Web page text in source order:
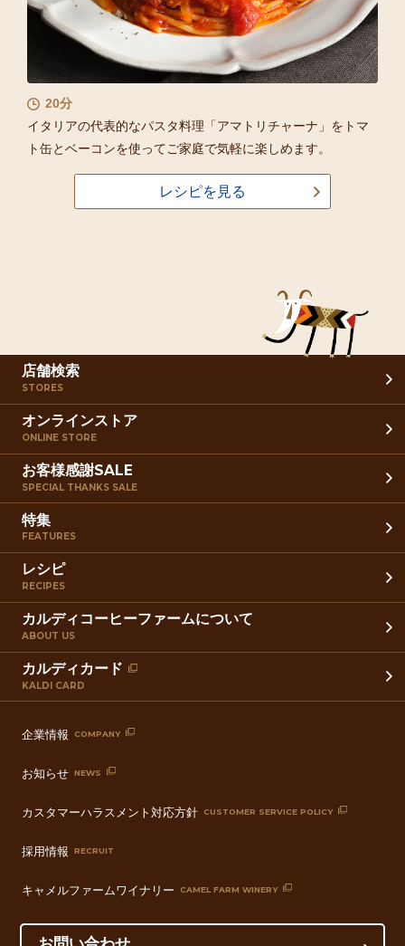
20分
イタリアの代表的なパスタ料理「アマトリチャーナ」をトマ
ト缶とベーコンを使ってご家庭で気軽に楽しめます。
レシピを見る
店舗検索
STORES
オンラインストア
ONLINE STORE
お客様感謝SALE
SPECIAL THANKS SALE
特集
FEATURES
レシピ
RECIPES
カルディコーヒーファームについて
ABOUT US
カルディカード
KALDI CARD
企業情報 COMPANY
お知らせ NEWS
カスタマーハラスメント対応方針 CUSTOMER SERVICE POLICY
採用情報 RECRUIT
キャメルファームワイナリー CAMEL FARM WINERY